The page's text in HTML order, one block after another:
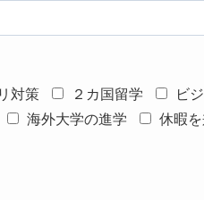
対策 ２カ国留学
ビ
海外大学の進学 休暇